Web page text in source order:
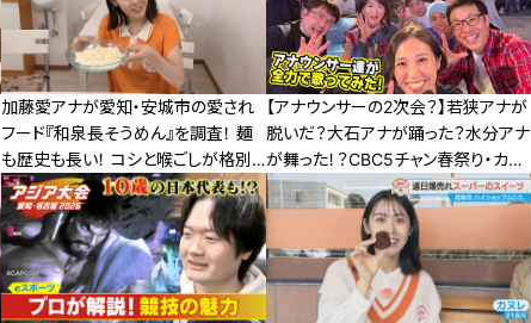
加藤愛アナが愛知・安城市の愛され
フード『和泉長そうめん』を調査！ 麺
も歴史も長い！ コシと喉ごしが格別
のそうめん
【アナウンサーの2次会？】若狭アナが
脱いだ？大石アナが踊った？水分アナ
が舞った！？CBC5チャン春祭り・カラ
オケ大会ほぼすべて見せます！